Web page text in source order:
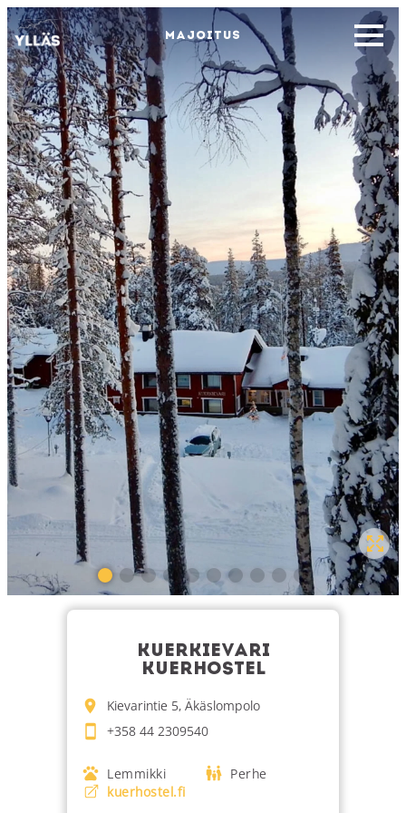
MAJOITUS
KUERKIEVARI
KUERHOSTEL
Kievarintie 5, Äkäslompolo
+358 44 2309540
Lemmikki
Perhe
kuerhostel.fi